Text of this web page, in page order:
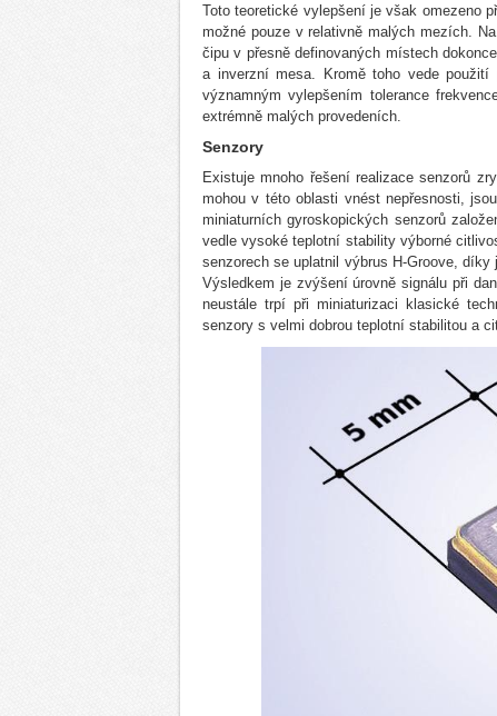
Toto teoretické vylepšení je však omezeno
možné pouze v relativně malých mezích.
čipu v přesně definovaných místech
a inverzní mesa. Kromě toho vede použití
významným vylepšením tolerance
extrémně malých provedeních.
Senzory
Existuje mnoho řešení realizace senzorů
mohou v této oblasti vnést nepřesnosti,
miniaturních gyroskopických senzorů
vedle vysoké teplotní stability výborné
senzorech se uplatnil výbrus H-Groove,
Výsledkem je zvýšení úrovně signálu při
neustále trpí při miniaturizaci klasické
senzory s velmi dobrou teplotní stabilitou a